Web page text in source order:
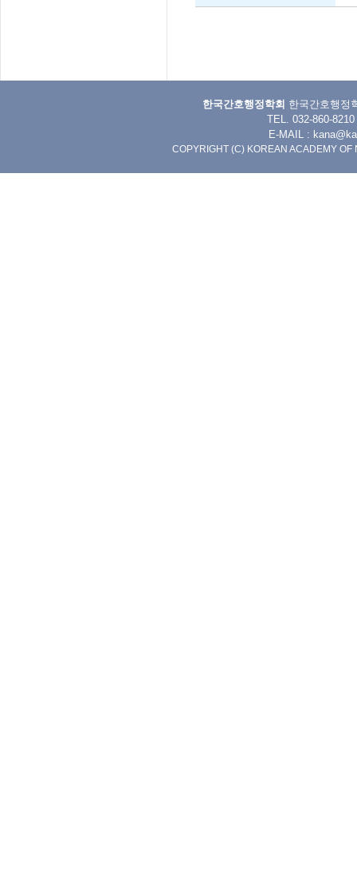
한국간호행정학회 한국간호행정
TEL. 032-860-
E-MAIL :
COPYRIGHT (C) KOREAN ACADEMY